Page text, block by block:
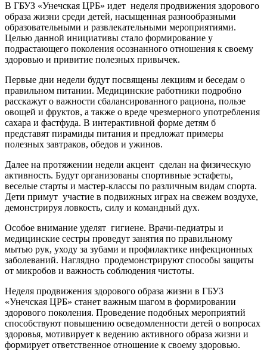
В ГБУЗ «Унечская ЦРБ» идет неделя продвижения здорового
образа жизни среди детей, насыщенная разнообразными
образовательными и развлекательными мероприятиями.
Целью данной инициативы стало формирование у
подрастающего поколения осознанного отношения к своему
здоровью и привитие полезных привычек.
Первые дни недели будут посвящены лекциям и беседам о
правильном питании. Медицинские работники подробно
расскажут о важности сбалансированного рациона, пользе
овощей и фруктов, а также о вреде чрезмерного употребления
сахара и фастфуда. В интерактивной форме детям б
представят пирамиды питания и предложат примеры
полезных завтраков, обедов и ужинов.
Далее на протяжении недели акцент сделан на физическую
активность. Будут организованы спортивные эстафеты,
веселые старты и мастер-классы по различным видам спорта.
Дети примут участие в подвижных играх на свежем воздухе,
демонстрируя ловкость, силу и командный дух.
Особое внимание уделят гигиене. Врачи-педиатры и
медицинские сестры проведут занятия по правильному
мытью рук, уходу за зубами и профилактике инфекционных
заболеваний. Наглядно продемонстрируют способы защиты
от микробов и важность соблюдения чистоты.
Неделя продвижения здорового образа жизни в ГБУЗ
«Унечская ЦРБ» станет важным шагом в формировании
здорового поколения. Проведение подобных мероприятий
способствуют повышению осведомленности детей о вопросах
здоровья, мотивирует к ведению активного образа жизни и
формирует ответственное отношение к своему здоровью.